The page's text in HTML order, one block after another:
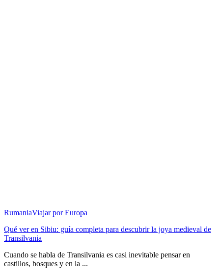
RumaniaViajar por Europa
Qué ver en Sibiu: guía completa para descubrir la joya medieval de
Transilvania
Cuando se habla de Transilvania es casi inevitable pensar en
castillos, bosques y en la ...